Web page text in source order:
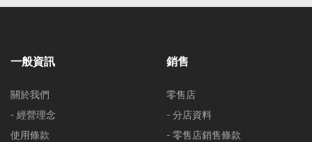
一般資訊
關於我們
- 經營理念
使用條款
銷售
零售店
- 分店資料
- 零售店銷售條款